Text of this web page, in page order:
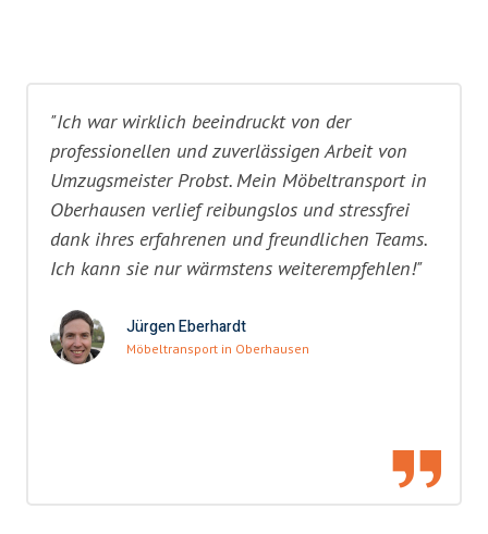
"Ich war wirklich beeindruckt von der
professionellen und zuverlässigen Arbeit von
Umzugsmeister Probst. Mein Möbeltransport in
Oberhausen verlief reibungslos und stressfrei
dank ihres erfahrenen und freundlichen Teams.
Ich kann sie nur wärmstens weiterempfehlen!"
Jürgen Eberhardt
Möbeltransport in Oberhausen